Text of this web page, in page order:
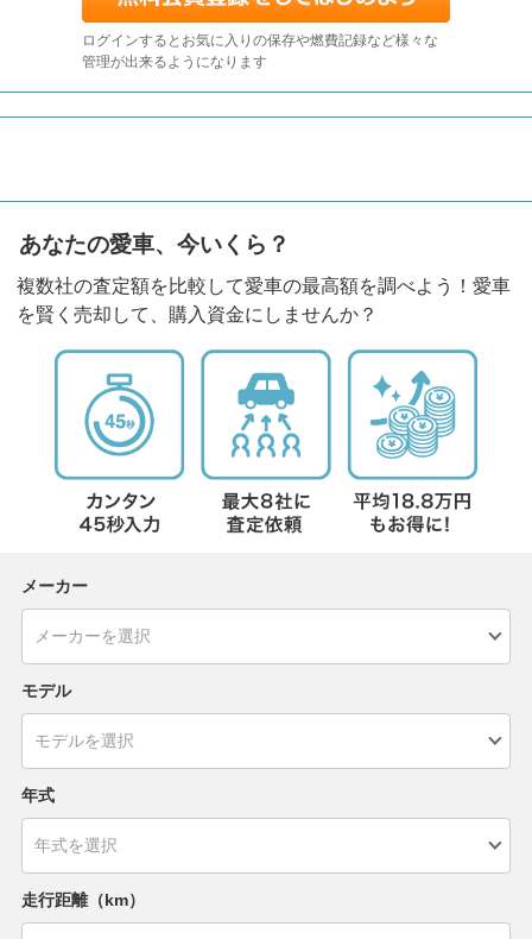
ログインするとお気に入りの保存や燃費記録など様々な
管理が出来るようになります
あなたの愛車、今いくら？
複数社の査定額を比較して愛車の最高額を調べよう！愛車
を賢く売却して、購入資金にしませんか？
メーカー
モデル
年式
走行距離（km）